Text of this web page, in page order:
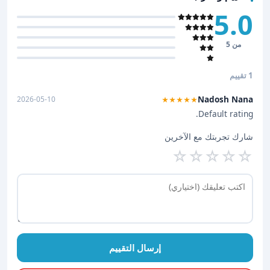
5.0
من 5
1 تقييم
Nadosh Nana
★★★★★
2026-05-10
Default rating.
شارك تجربتك مع الآخرين
☆
☆
☆
☆
☆
إرسال التقييم